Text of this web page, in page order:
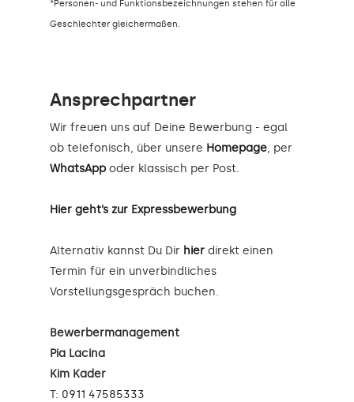
*Personen- und Funktionsbezeichnungen stehen für alle
Geschlechter gleichermaßen.
Ansprechpartner
Wir freuen uns auf Deine Bewerbung - egal
ob telefonisch, über unsere Homepage, per
WhatsApp oder klassisch per Post.
Hier geht’s zur Expressbewerbung
Alternativ kannst Du Dir hier direkt einen
Termin für ein unverbindliches
Vorstellungsgespräch buchen.
Bewerbermanagement
Pia Lacina
Kim Kader
T: 0911 47585333